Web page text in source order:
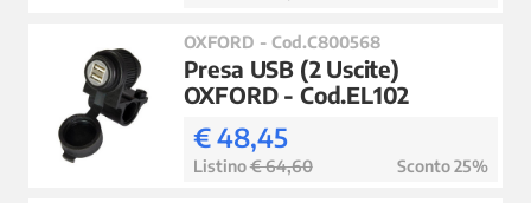
OXFORD - Cod.C800568
Presa USB (2 Uscite)
OXFORD - Cod.EL102
€ 48,45
Listino€ 64,60 Sconto 25%